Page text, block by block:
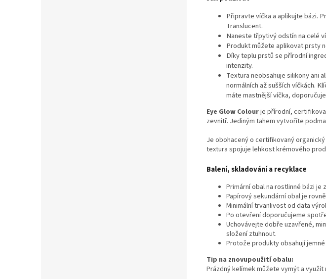
Připravte víčka a aplikujte bázi.
Translucent.
Naneste třpytivý odstín na celé
Produkt můžete aplikovat prsty
Díky teplu prstů se přírodní
intenzity.
Textura neobsahuje silikony ani
normálních až sušších víčkách.
máte mastnější víčka,
Eye Glow Colourje přírodní,
zevnitř. Jediným tahem vytvoříte
Je obohacený o certifikovaný
textura spojuje lehkost krémového
Balení, skladování a recyklace
Primární obal na rostlinné bázi
Papírový sekundární obal je
Minimální trvanlivost od data
Po otevření doporučujeme
Uchovávejte dobře uzavřené,
složení ztuhnout.
Protože produkty obsahují
Tip na znovupoužití obalu:
Prázdný kelímek můžete vymýt a